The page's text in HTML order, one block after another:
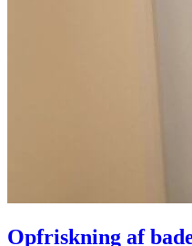
Opfriskning af